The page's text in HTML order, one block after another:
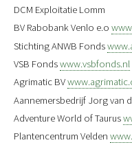
DCM Exploitatie Lomm
BV Rabobank Venlo e.o
Stichting ANWB Fonds
VSB Fondswww.vsbfonds.nl
Agrimatic BV
Aannemersbedrijf Jorg van
Adventure World of Taurus
Plantencentrum Velden